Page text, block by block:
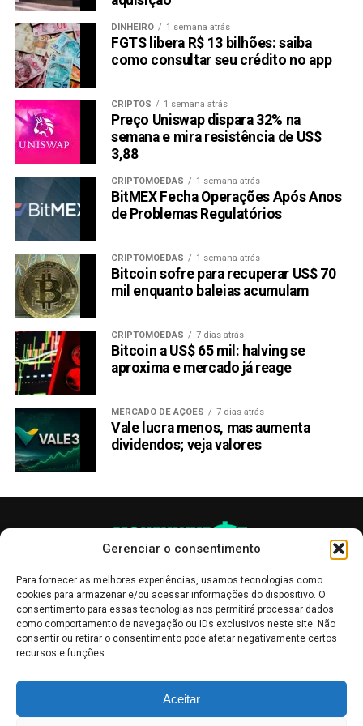
Gerenciar o consentimento
Para fornecer as melhores experiências, usamos tecnologias como
cookies para armazenar e/ou acessar informações do dispositivo. O
consentimento para essas tecnologias nos permitirá processar dados
como comportamento de navegação ou IDs exclusivos neste site. Não
consentir ou retirar o consentimento pode afetar negativamente certos
recursos e funções.
Aceitar
importantes. Isso não é duvidoso, já que Raboo é o token
de pré-venda de criptomoeda mais popular deste ano.
Conclusão
Comparado ao Raboo, o Polygon e o XRP geralmente têm
menos oportunidade de expansão rápida a curto prazo
devido ao fato de serem muito mais estáveis na indústria
de criptomoedas. Raboo é uma das melhores moedas
para investir em 2024. $RABT é bastante único e tem uma
maior chance de multiplicar o investimento até 100x este
ano. Portanto, faça parte da moeda meme mais
emocionante de 2024, que está impulsionando o mercado
de memes de $62 bilhões.
Telegram:RabootokenPortal
LEIA COM ATENÇÃO: Este textonãoconstitui
aconselhamento de investimento
nem recomendação
de compra de qualquer criptomoeda
manter os interessados em criptomoedas informados
sobre os desenvolvimentos recentes.
Compartilhar:
Link
TÓPICOS RELACIONADOS: PRESS RELEASE
RABOO (RABT)
PRÓXIMA:
DOG•GO•TO•THE•MOON (DOG), primeira memecoin
criada no Bitcoin
NÃO PERCA:
com Enorme ROI de 400%
DINHEIRO 1 semana atrás
FGTS libera R$ 13 bilhões: saiba
como consultar seu crédito no app
CRIPTOS 1 semana atrás
Preço Uniswap dispara 32% na
semana e mira resistência de US$
3,88
CRIPTOMOEDAS 1 semana atrás
BitMEX Fecha Operações Após Anos
de Problemas Regulatórios
CRIPTOMOEDAS 1 semana atrás
Bitcoin sofre para recuperar US$ 70
mil enquanto baleias acumulam
CRIPTOMOEDAS 7 dias atrás
Bitcoin a US$ 65 mil: halving se
aproxima e mercado já reage
MERCADO DE AÇÕES 7 dias atrás
Vale lucra menos, mas aumenta
dividendos; veja valores
informativo, servindo como boletins de divulgação, e não devem ser
interpretadas como recomendações de investimento.Leia mais